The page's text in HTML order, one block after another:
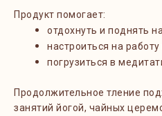
Продукт помогает:
отдохнуть и поднять
настроиться на работу
погрузиться в
Продолжительное тление
занятий йогой, чайных